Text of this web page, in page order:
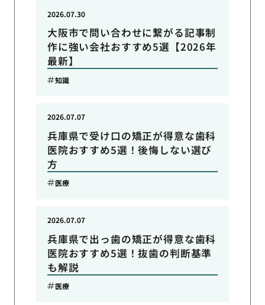
大阪市で問い合わせに繋がる記事制
作に強い会社おすすめ5選【2026年
最新】
2026.07.30
知識
兵庫県で受け口の矯正が得意な歯科
医院おすすめ5選！後悔しない選び
方
2026.07.07
医療
兵庫県で出っ歯の矯正が得意な歯科
医院おすすめ5選！抜歯の判断基準
も解説
2026.07.07
医療